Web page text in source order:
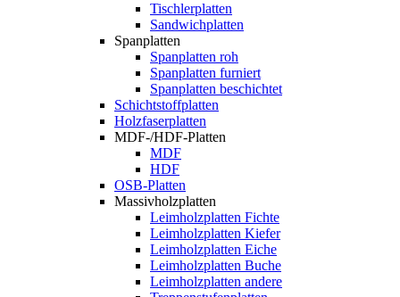
Tischlerplatten
Sandwichplatten
Spanplatten
Spanplatten roh
Spanplatten furniert
Spanplatten beschichtet
Schichtstoffplatten
Holzfaserplatten
MDF-/HDF-Platten
MDF
HDF
OSB-Platten
Massivholzplatten
Leimholzplatten Fichte
Leimholzplatten Kiefer
Leimholzplatten Eiche
Leimholzplatten Buche
Leimholzplatten andere